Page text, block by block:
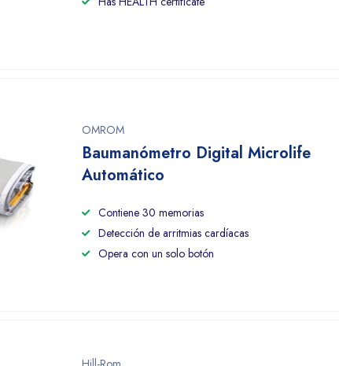
OMROM
Baumanómetro Digital Microlife
Automático
Contiene 30 memorias
Detección de arritmias cardíacas
Opera con un solo botón